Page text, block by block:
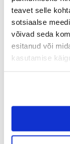
teavet selle
sotsiaalse
võivad seda
esitanud või
kasutamise
Tundlik,
verekoer? Kust
ja huvitava...